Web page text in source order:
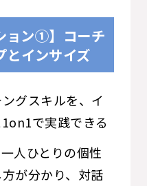
ョン①】 コーチ
とインサイズ
グスキルを、イ
で実践できる
人ひとりの個性
が分かり、対話